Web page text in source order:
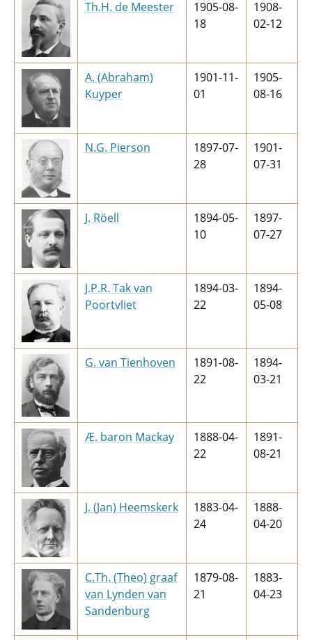
Th.H. de Meester
1905-08-
18
1908-
02-12
A. (Abraham)
Kuyper
1901-11-
01
1905-
08-16
N.G. Pierson
1897-07-
28
1901-
07-31
J. Röell
1894-05-
10
1897-
07-27
J.P.R. Tak van
Poortvliet
1894-03-
22
1894-
05-08
G. van Tienhoven
1891-08-
22
1894-
03-21
Æ. baron Mackay
1888-04-
22
1891-
08-21
J. (Jan) Heemskerk
1883-04-
24
1888-
04-20
C.Th. (Theo) graaf
van Lynden van
Sandenburg
1879-08-
21
1883-
04-23